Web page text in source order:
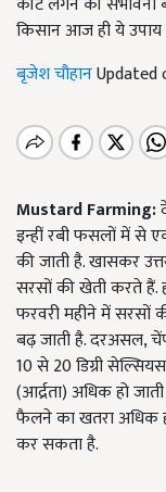
किसान आज ही ये
बृजेश चौहानUpdated
Mustard Farming:
इन्हीं रबी फसलों में से
की जाती है. खासकर
सरसों की खेती करते हैं.
फरवरी महीने में सरसों
बढ़ जाती है. दरअसल,
10 से 20 डिग्री
(आर्द्रता) अधिक हो
फैलने का खतरा अधिक
कर सकता है.